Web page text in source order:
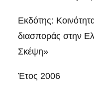
Εκδότης:
διασποράς στην
Σκέψη»
Έτος 2006